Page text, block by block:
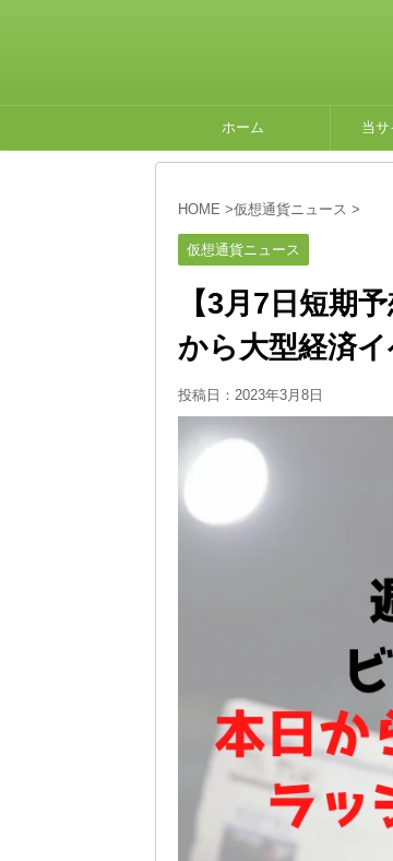
ホーム 当
HOME >仮想通貨ニュース >
仮想通貨ニュース
【3月7日短期
から大型経済
投稿日： 2023年3月8日